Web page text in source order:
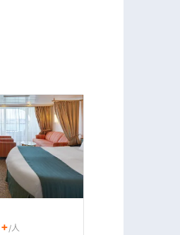
+/人